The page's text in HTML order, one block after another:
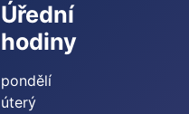
Úřední
hodiny
pondělí
úterý